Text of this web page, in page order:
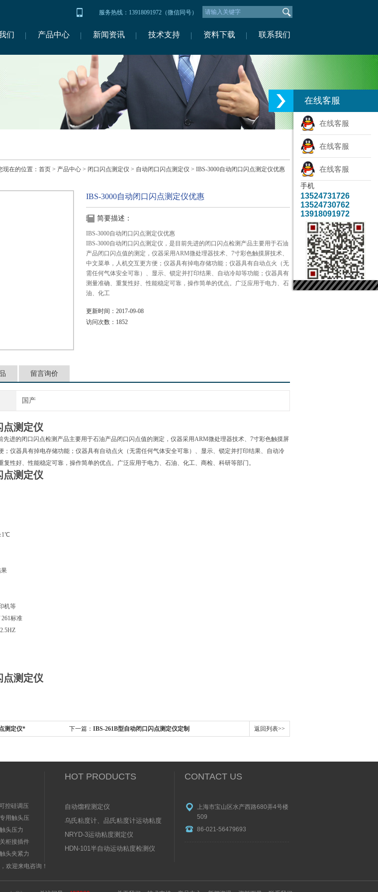
服务热线：13918091972（微信同号）
们 产品中心 新闻资讯 技术支持 资料下载 联系我们
现在的位置： 首页 > 产品中心 > 闭口闪点测定仪 > 自动闭口闪点测定仪 > IBS-3000自动闭口闪点测定仪优惠
IBS-3000自动闭口闪点测定仪优惠
简要描述：
IBS-3000自动闭口闪点测定仪优惠
IBS-3000自动闭口闪点测定仪，是目前先进的闭口闪点检测产品主要用于石油
产品闭口闪点值的测定，仪器采用ARM微处理器技术、7寸彩色触摸屏技术、
中文菜单，人机交互更方便；仪器具有掉电存储功能；仪器具有自动点火（无
需任何气体安全可靠）、显示、锁定并打印结果、自动冷却等功能；仪器具有
测量准确、重复性好、性能稳定可靠，操作简单的优点。广泛应用于电力、石
油、化工
更新时间： 2017-09-08
访问次数： 1852
留言询价
国产
点测定仪
先进的闭口闪点检测产品主要用于石油产品闭口闪点值的测定，仪器采用ARM微处理器技术、7寸彩色触摸屏
；仪器具有掉电存储功能；仪器具有自动点火（无需任何气体安全可靠）、显示、锁定并打印结果、自动冷
性好、性能稳定可靠，操作简单的优点。广泛应用于电力、石油、化工、商检、科研等部门。
点测定仪
果
机等
标准
点测定仪
测定仪* 下一篇： IBS-261B型自动闭口闪点测定仪定制 返回列表>>
控硅调压
用触头压
头压力
量仪
柜接插件
）测量仪
头夹紧力
感器
HOT PRODUCTS
自动馏程测定仪
乌氏粘度计、品氏粘度计运动粘度
测定仪（粘度计）技术参数
NRYD-3运动粘度测定仪
HDN-101半自动运动粘度检测仪
CONTACT US
上海市宝山区水产西路680弄4号楼
509
86-021-56479693
欢迎来电咨询！
在线客服
在线客服
在线客服
在线客服
手机
13524731726
13524730762
13918091972